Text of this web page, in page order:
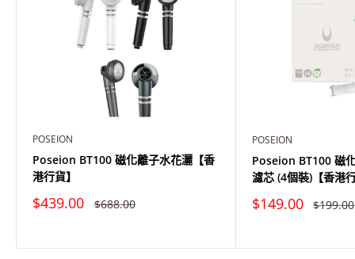
POSEION
Poseion BT100 磁化離子水花灑【香
港行貨】
特
$439.00 原
$688.00
POSEION
Poseion BT100 磁
濾芯 (4個裝)【香港
特
$149.00 原
$199.00